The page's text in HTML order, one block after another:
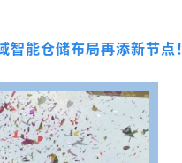
能仓储布局再添新节点！